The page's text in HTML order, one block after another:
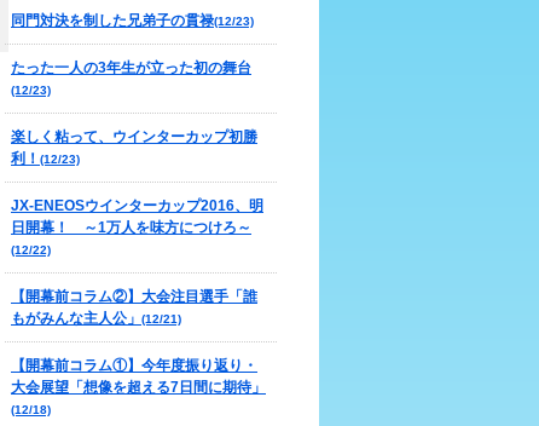
同門対決を制した兄弟子の貫禄(12/23)
たった一人の3年生が立った初の舞台
(12/23)
楽しく粘って、ウインターカップ初勝
利！ (12/23)
JX-ENEOSウインターカップ2016、明
日開幕！ ～1万人を味方につけろ～
(12/22)
【開幕前コラム②】大会注目選手「誰
もがみんな主人公」 (12/21)
【開幕前コラム①】今年度振り返り・
大会展望「想像を超える7日間に期待」
(12/18)